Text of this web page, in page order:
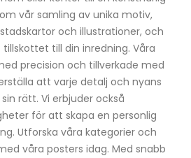
vår samling av unika motiv,
och illustrationer, och
till din inredning. Våra
precision och tillverkade med
att varje detalj och nyans
rätt. Vi erbjuder också
för att skapa en personlig
Utforska våra kategorier och
våra posters idag. Med snabb